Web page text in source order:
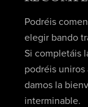
Podréis
elegir bando
Si completáis
podréis uniros
damos la
interminable.